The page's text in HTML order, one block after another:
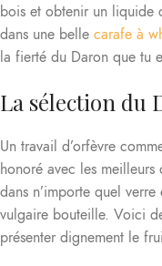
bois et obtenir un liquide
dans une belle carafe à
la fierté du Daron que tu
La sélection du
Un travail d’orfèvre
honoré avec les
dans n’importe quel
vulgaire bouteille. Voici
présenter dignement le